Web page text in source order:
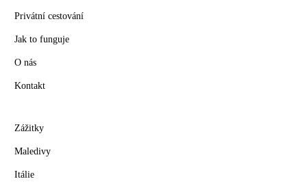
Privátní cestování
Jak to funguje
O nás
Kontakt
Zážitky
Maledivy
Itálie